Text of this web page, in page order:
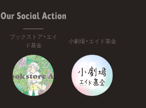
Our Social Action
ブックストア・エイ
ド基金
小劇場・エイド基金